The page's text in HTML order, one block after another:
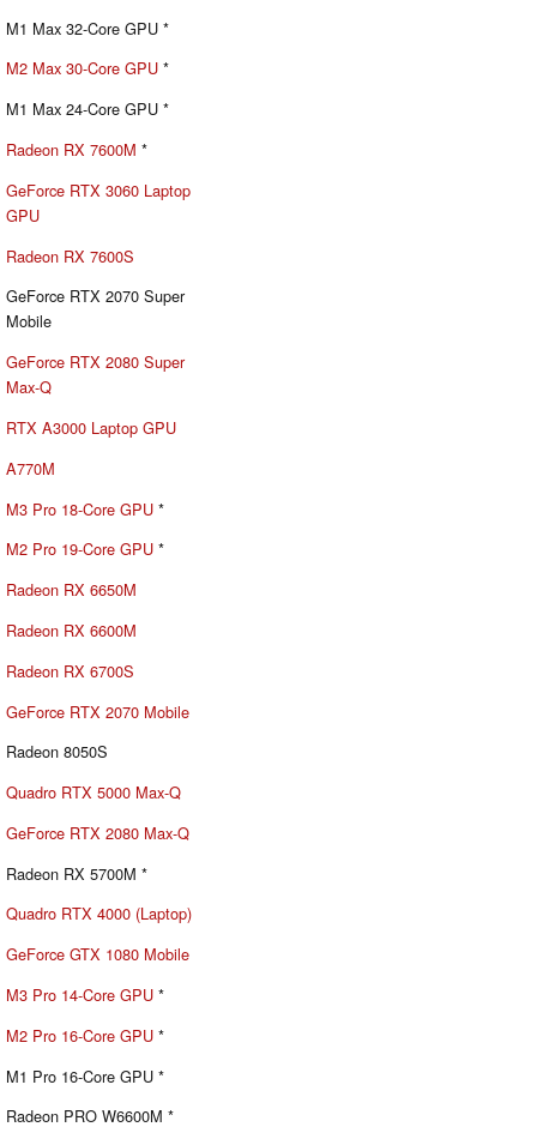
M1 Max 32-Core GPU *
M2 Max 30-Core GPU *
M1 Max 24-Core GPU *
Radeon RX 7600M *
GeForce RTX 3060 Laptop
GPU
Radeon RX 7600S
GeForce RTX 2070 Super
Mobile
GeForce RTX 2080 Super
Max-Q
RTX A3000 Laptop GPU
A770M
M3 Pro 18-Core GPU *
M2 Pro 19-Core GPU *
Radeon RX 6650M
Radeon RX 6600M
Radeon RX 6700S
GeForce RTX 2070 Mobile
Radeon 8050S
Quadro RTX 5000 Max-Q
GeForce RTX 2080 Max-Q
Radeon RX 5700M *
Quadro RTX 4000 (Laptop)
GeForce GTX 1080 Mobile
M3 Pro 14-Core GPU *
M2 Pro 16-Core GPU *
M1 Pro 16-Core GPU *
Radeon PRO W6600M *